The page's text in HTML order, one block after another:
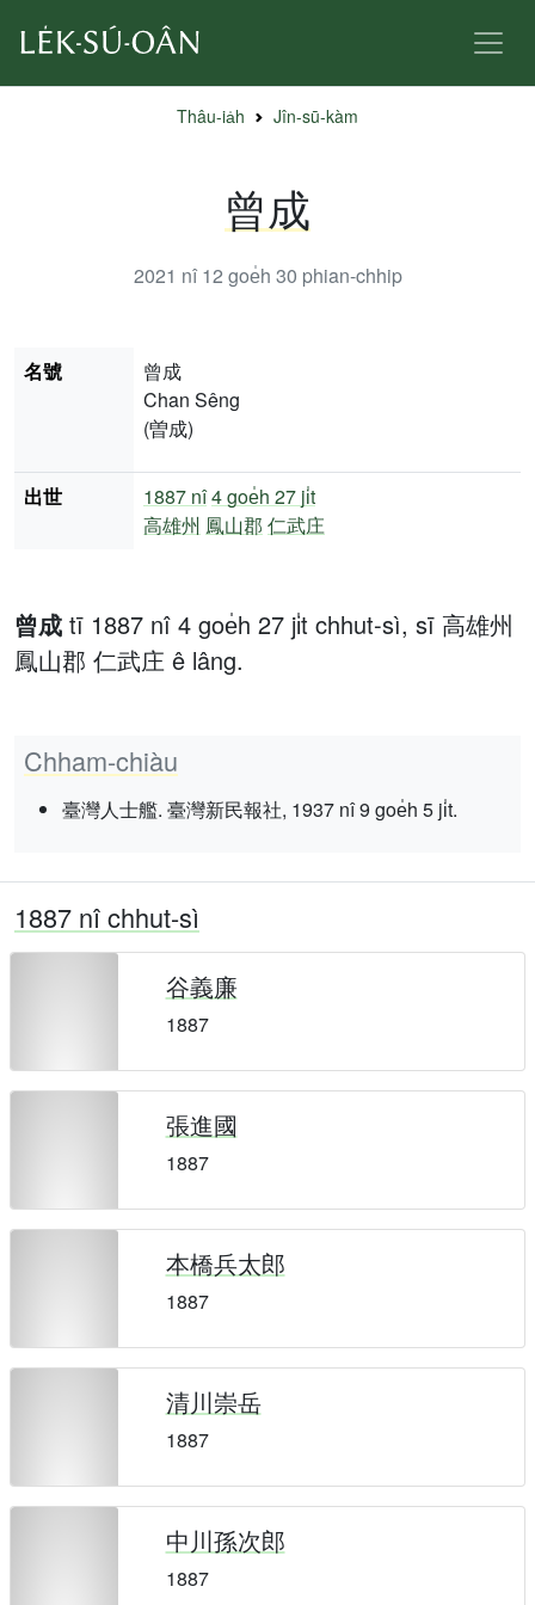
Thâu-ia̍h Jîn-sū-kàm
曾成
2021 nî 12 goe̍h 30 phian-chhip
曾成 tī 1887 nî 4 goe̍h 27 ji̍t chhut-sì, sī 高雄州
鳳山郡 仁武庄 ê lâng.
Chham-chiàu
臺灣人士艦. 臺灣新民報社, 1937 nî 9 goe̍h 5 ji̍t.
名號
曾成
Chan Sêng
(曽成)
出世 1887 nî4 goe̍h 27 ji̍t
高雄州 鳳山郡 仁武庄
1887 nî chhut-sì
谷義廉
1887
張進國
1887
本橋兵太郎
1887
清川崇岳
1887
中川孫次郎
1887